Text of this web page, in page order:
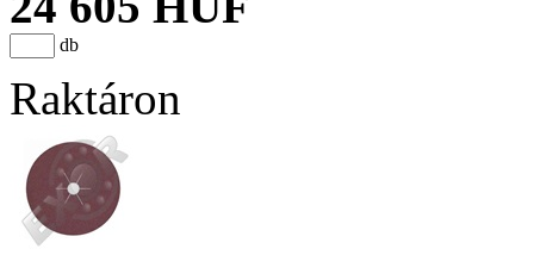
db
Raktáron